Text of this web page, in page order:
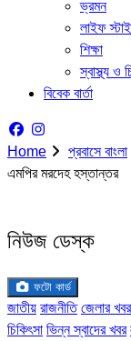
ভ্রমন
লাইফ
শিক্ষা
স্বাস্থ্য ও
বিবেক বার্তা
Home প্রবাসে বাংলা
এমপির মরদেহ হস্তান্তর
নিউজ ডেস্ক
ফটো কার্ড
জাতীয় রাজনীতি জেলার খবর
চিকিৎসা ভিন্ন স্বাদের খবর